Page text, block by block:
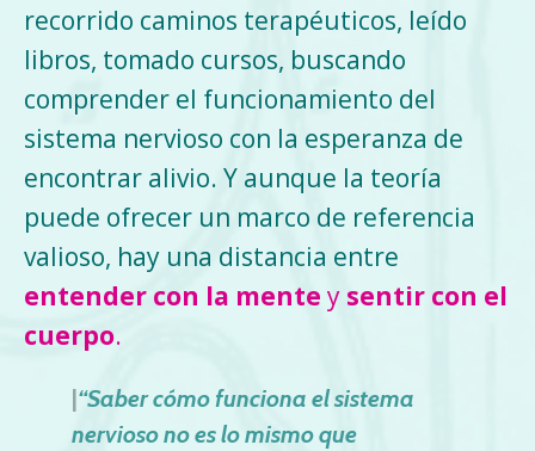
recorrido caminos terapéuticos, leído
libros, tomado cursos, buscando
comprender el funcionamiento del
sistema nervioso con la esperanza de
encontrar alivio. Y aunque la teoría
puede ofrecer un marco de referencia
valioso, hay una distancia entre
entender con la mente y sentir con el
cuerpo.
|“Saber cómo funciona el sistema
nervioso no es lo mismo que